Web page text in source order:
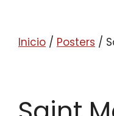
Inicio / Posters /